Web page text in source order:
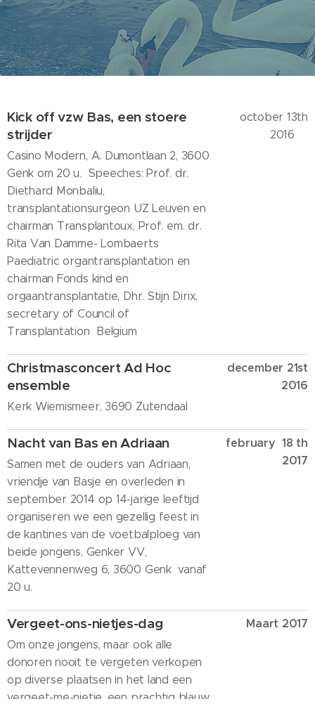
Kick off vzw Bas, een stoere
strijder
Casino Modern, A. Dumontlaan 2, 3600
Genk om 20 u. Speeches: Prof. dr.
Diethard Monbaliu,
transplantationsurgeon UZ Leuven en
chairman Transplantoux, Prof. em. dr.
Rita Van Damme- Lombaerts
Paediatric organtransplantation en
chairman Fonds kind en
orgaantransplantatie, Dhr. Stijn Dirix,
secretary of Council of
Transplantation Belgium
october 13th
2016
Christmasconcert Ad Hoc
ensemble
Kerk Wiemismeer, 3690 Zutendaal
december 21st
2016
Nacht van Bas en Adriaan
Samen met de ouders van Adriaan,
vriendje van Basje en overleden in
september 2014 op 14-jarige leeftijd
organiseren we een gezellig feest in
de kantines van de voetbalploeg van
beide jongens, Genker VV,
Kattevennenweg 6, 3600 Genk vanaf
20 u.
february 18 th
2017
Vergeet-ons-nietjes-dag
Om onze jongens, maar ook alle
donoren nooit te vergeten verkopen
op diverse plaatsen in het land een
vergeet-me-nietje, een prachtig blauw
Maart 2017